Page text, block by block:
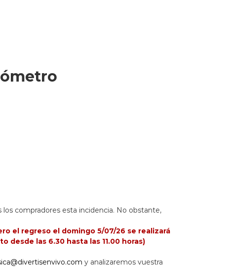
compradores esta incidencia. No obstante,
el regreso el domingo 5/07/26 se realizará
desde las 6.30 hasta las 11.00 horas)
y analizaremos vuestra